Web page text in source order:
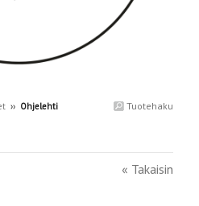
Tuotehaku
›› Ohjelehti
« Takaisin